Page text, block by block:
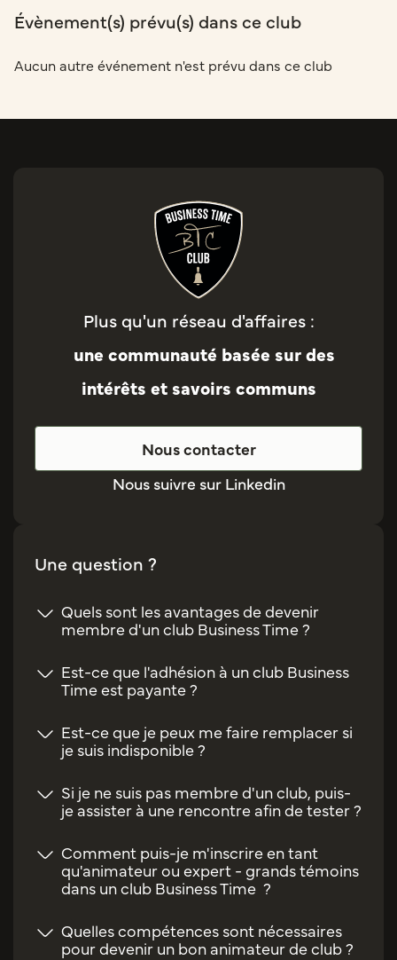
Évènement(s) prévu(s) dans ce club
Aucun autre événement n'est prévu dans ce club
Plus qu'un réseau d'affaires :
une communauté basée sur des
intérêts et savoirs communs
Nous contacter
Nous suivre sur Linkedin
Une question ?
Quels sont les avantages de devenir
membre d'un club Business Time ?
Est-ce que l'adhésion à un club Business
Time est payante ?
Est-ce que je peux me faire remplacer si
je suis indisponible ?
Si je ne suis pas membre d'un club, puis-
je assister à une rencontre afin de tester ?
Comment puis-je m'inscrire en tant
qu'animateur ou expert - grands témoins
dans un club Business Time ?
Quelles compétences sont nécessaires
pour devenir un bon animateur de club ?